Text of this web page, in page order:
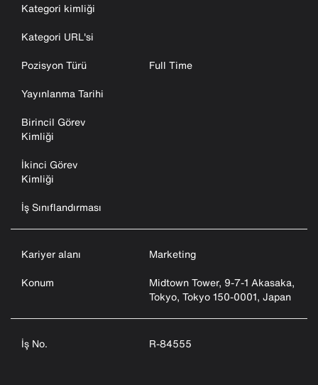
Kategori kimliği
Kategori URL'si
Pozisyon Türü
Full Time
Yayınlanma Tarihi
Birincil Görev
Kimliği
İkinci Görev
Kimliği
İş Sınıflandırması
Kariyer alanı
Marketing
Konum
Midtown Tower, 9-7-1 Akasaka,
Tokyo, Tokyo 150-0001, Japan
İş No. R-84555